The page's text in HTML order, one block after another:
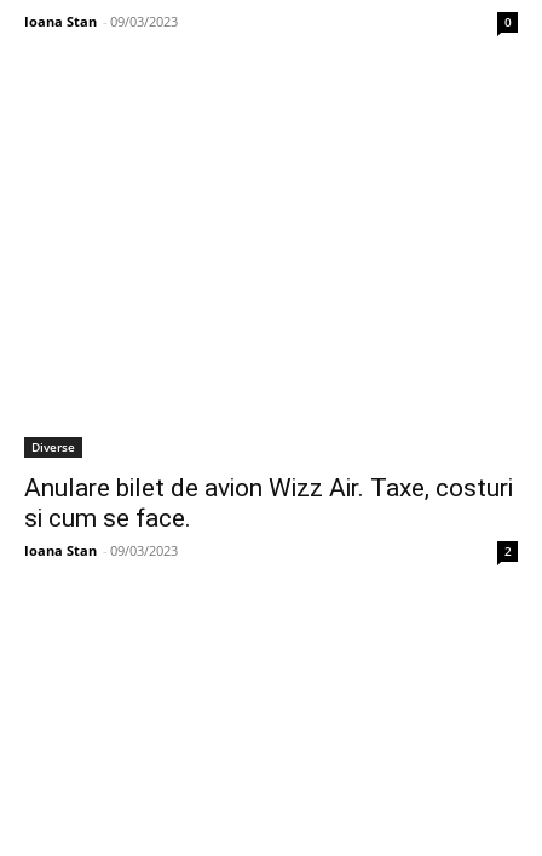
Ioana Stan - 09/03/2023 0
Diverse
Anulare bilet de avion Wizz Air. Taxe, costuri
si cum se face.
Ioana Stan - 09/03/2023 2